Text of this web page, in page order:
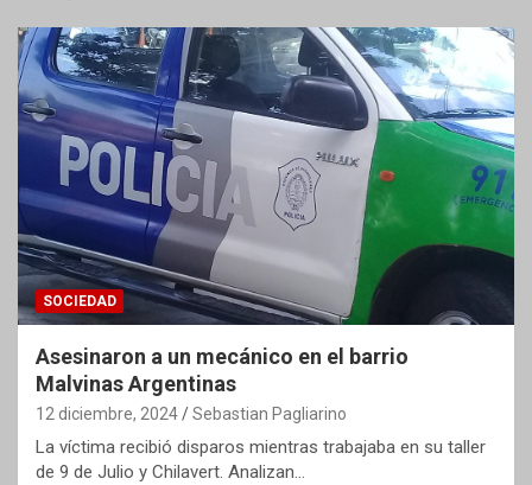
SOCIEDAD
Asesinaron a un mecánico en el barrio
Malvinas Argentinas
12 diciembre, 2024 Sebastian Pagliarino
La víctima recibió disparos mientras trabajaba en su taller
de 9 de Julio y Chilavert. Analizan…